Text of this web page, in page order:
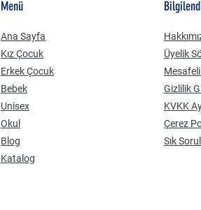
Menü
Ana Sayfa
Kız Çocuk
Erkek Çocuk
Bebek
Unisex
Okul
Blog
Katalog
Üyelik
Gizlilik
KVKK
Çerez
Sık